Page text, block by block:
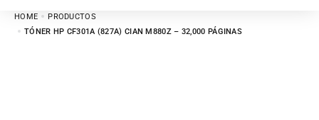
HOME
PRODUCTOS
TÓNER HP CF301A (827A) CIAN M880Z – 32,000 PÁGINAS